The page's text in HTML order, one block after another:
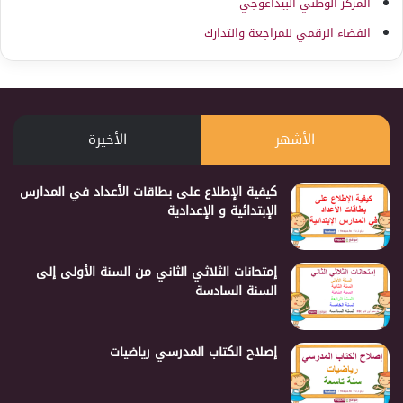
الفضاء الرقمي للمراجعة والتدارك
الأشهر الأخيرة
كيفية الإطلاع على بطاقات الأعداد في المدارس
الإبتدائية و الإعدادية
إمتحانات الثلاثي الثاني من السنة الأولى إلى
السنة السادسة
إصلاح الكتاب المدرسي رياضيات